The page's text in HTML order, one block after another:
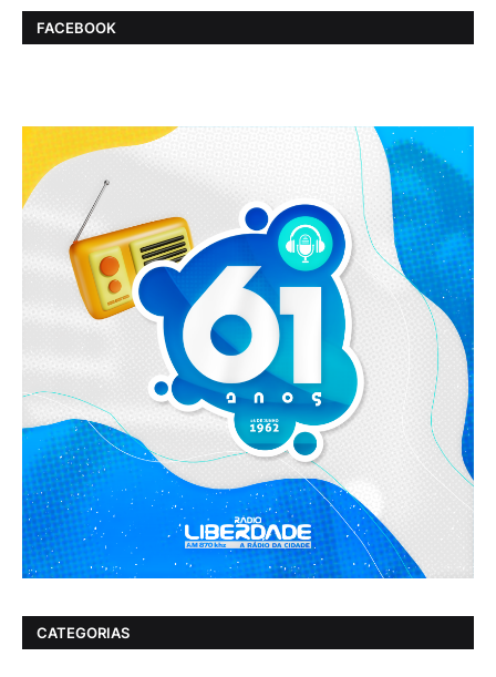
FACEBOOK
CATEGORIAS